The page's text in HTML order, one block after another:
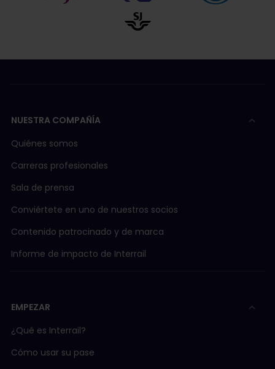
NUESTRA COMPAÑÍA
Quiénes somos
Carreras profesionales
Sala de prensa
Conviértete en uno de nuestros socios
Contenido patrocinado y de marca
Informe de impacto de Interrail
EMPEZAR
¿Qué es Interrail?
Cómo usar su pase